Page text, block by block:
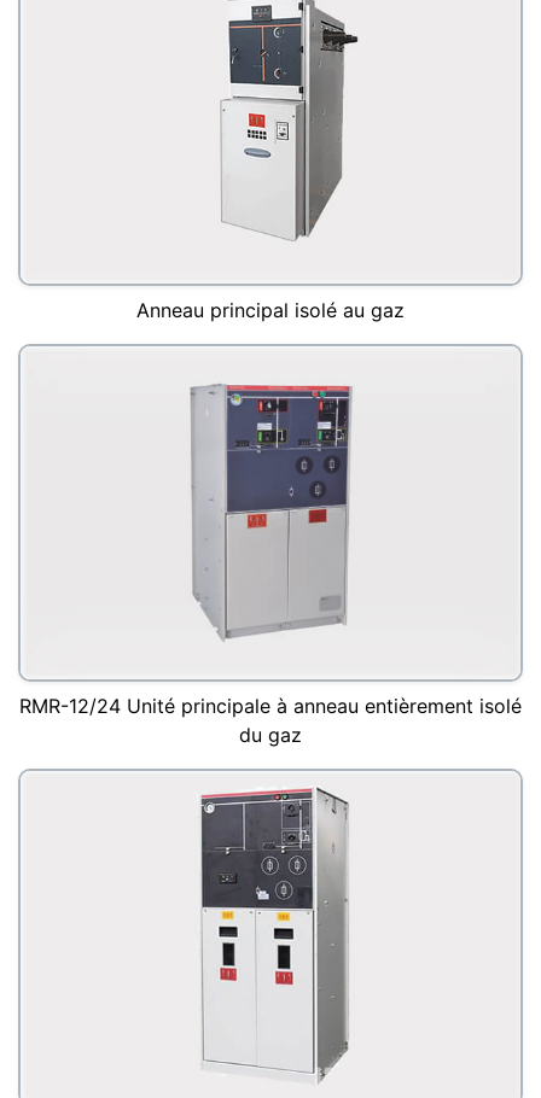
Anneau principal isolé au gaz
RMR-12/24 Unité principale à anneau entièrement isolé
du gaz